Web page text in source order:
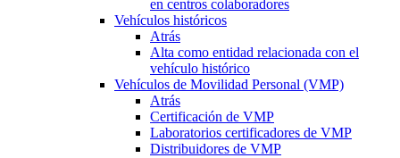
en centros colaboradores
Vehículos históricos
Atrás
Alta como entidad relacionada con el
vehículo histórico
Vehículos de Movilidad Personal (VMP)
Atrás
Certificación de VMP
Laboratorios certificadores de VMP
Distribuidores de VMP